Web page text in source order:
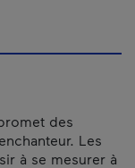
des
Les
à se mesurer à